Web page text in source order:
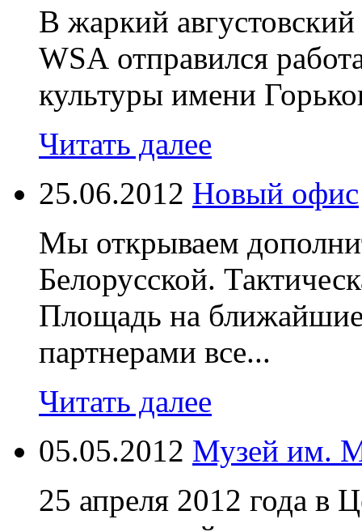
В жаркий августовский
WSA отправился
культуры имени
Читать далее
25.06.2012 Новый офис
Мы открываем
Белорусской.
Площадь на
партнерами все...
Читать далее
05.05.2012 Музей им.
25 апреля 2012 года в